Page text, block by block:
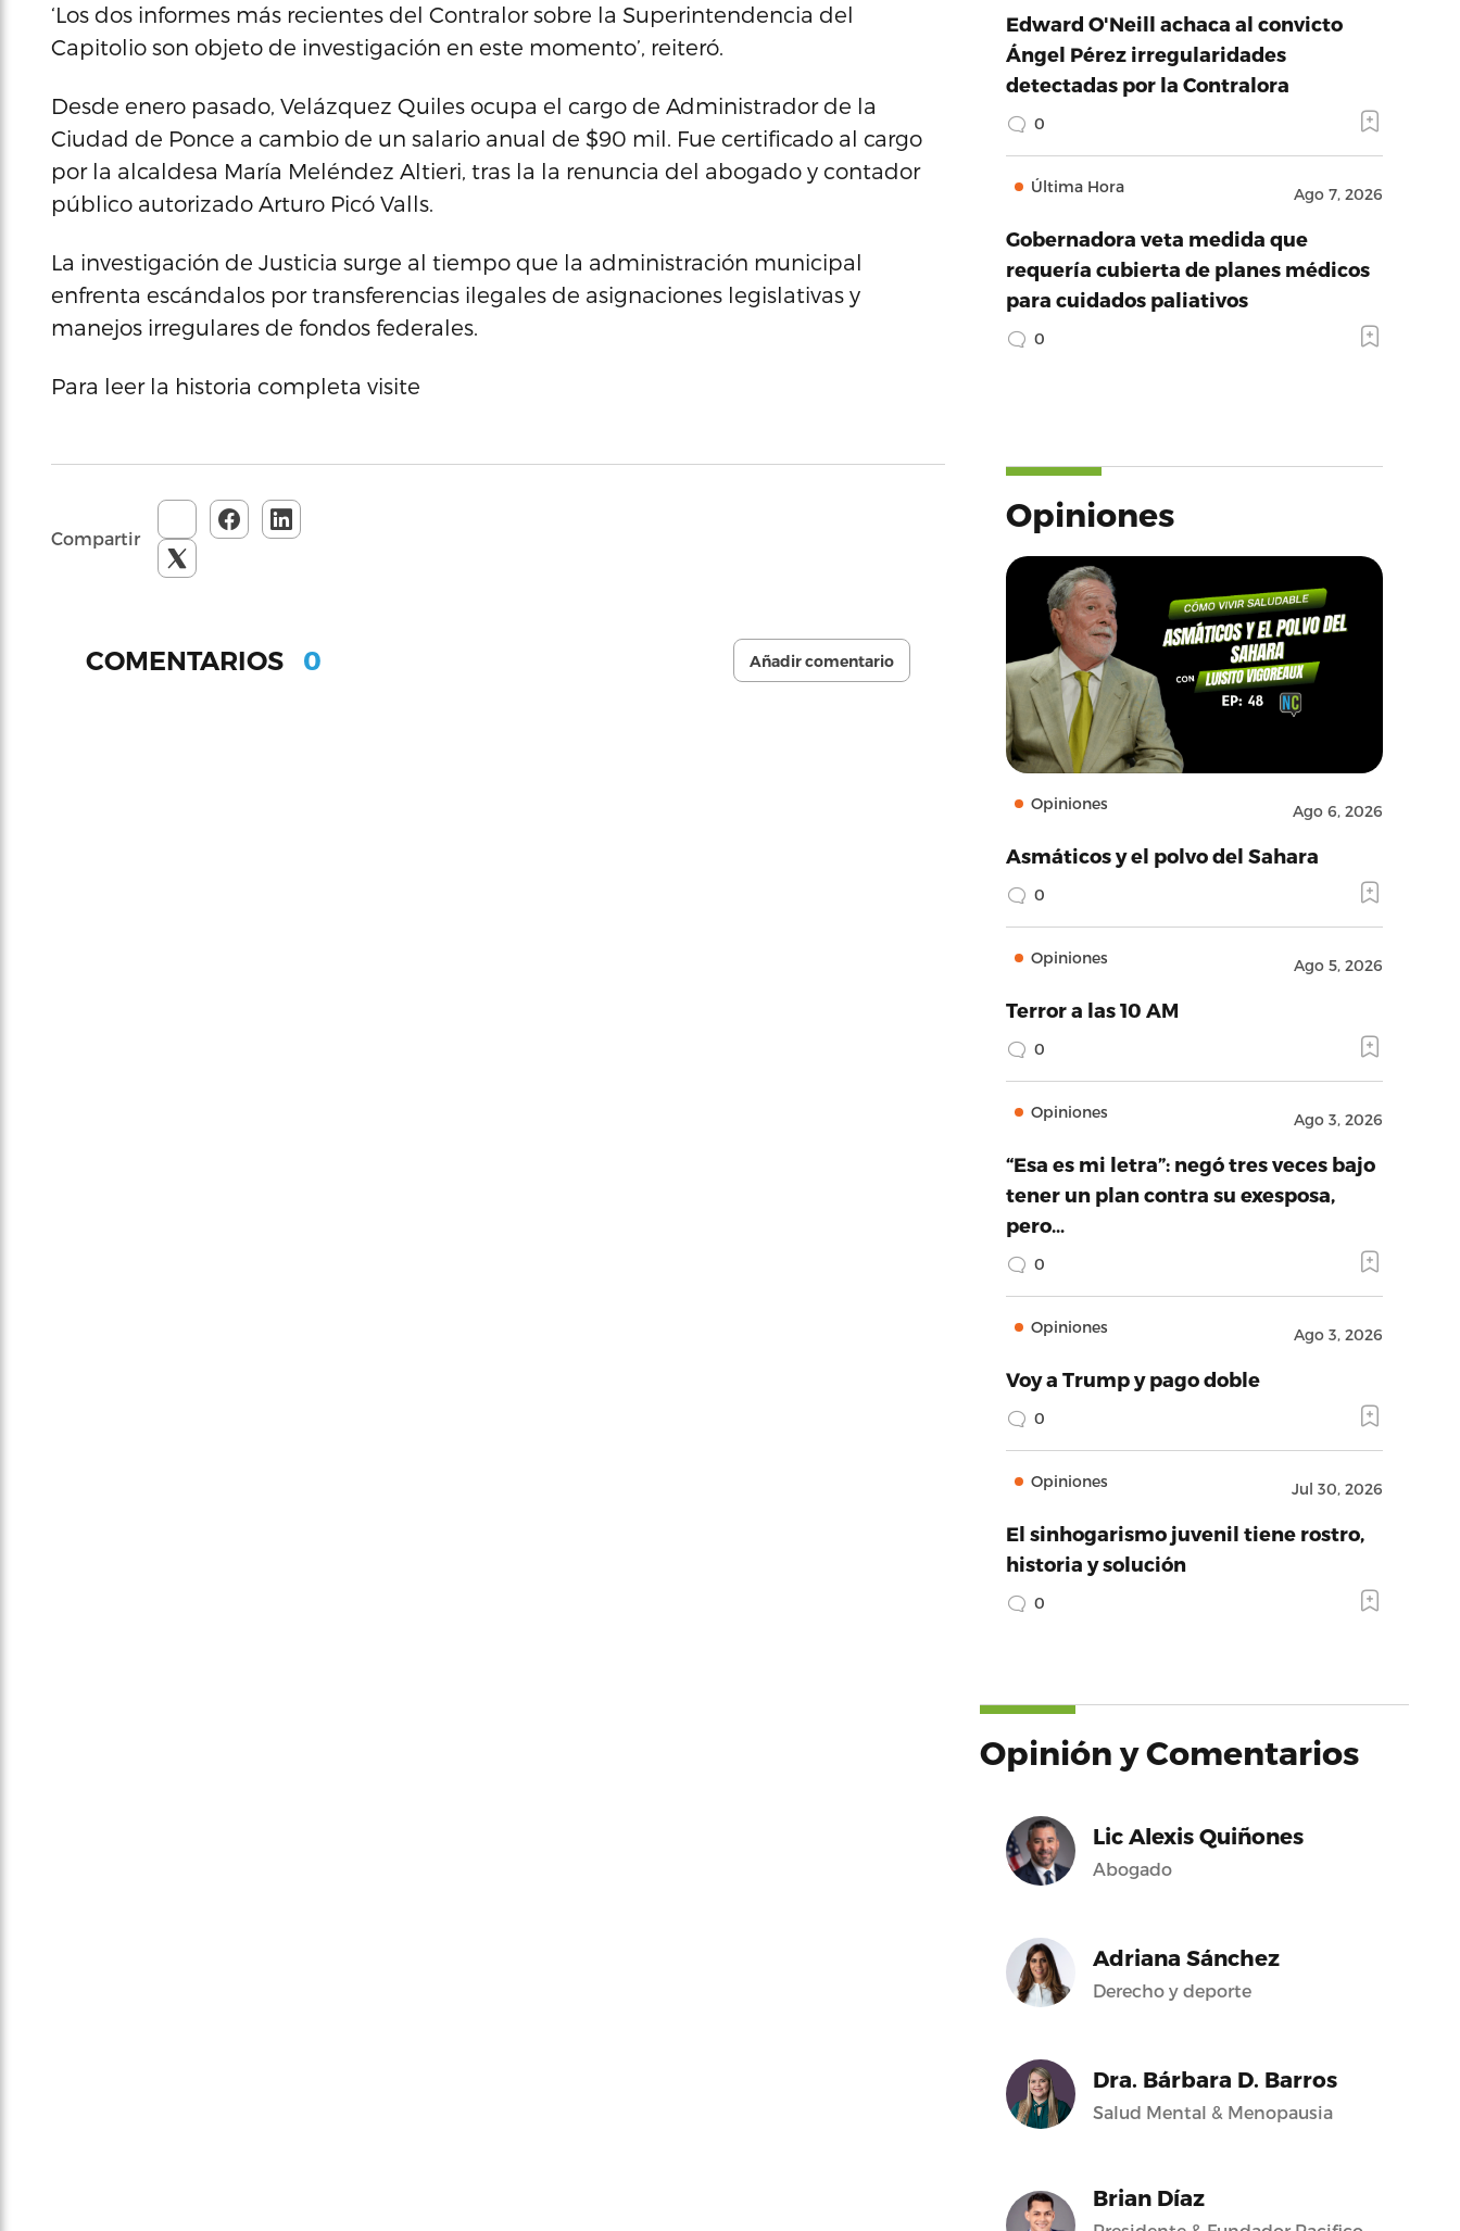
‘Los dos informes más recientes del Contralor sobre la Superintendencia del
Capitolio son objeto de investigación en este momento’, reiteró.
Desde enero pasado, Velázquez Quiles ocupa el cargo de Administrador de la
Ciudad de Ponce a cambio de un salario anual de $90 mil. Fue certificado al cargo
por la alcaldesa María Meléndez Altieri, tras la la renuncia del abogado y contador
público autorizado Arturo Picó Valls.
La investigación de Justicia surge al tiempo que la administración municipal
enfrenta escándalos por transferencias ilegales de asignaciones legislativas y
manejos irregulares de fondos federales.
Para leer la historia completa visite
Compartir
COMENTARIOS 0 Añadir comentario
Edward O'Neill achaca al convicto
Ángel Pérez irregularidades
detectadas por la Contralora
0
Última Hora Ago 7, 2026
Gobernadora veta medida que
requería cubierta de planes médicos
para cuidados paliativos
0
Opiniones
Opiniones Ago 6, 2026
Asmáticos y el polvo del Sahara
0
Opiniones Ago 5, 2026
Terror a las 10 AM
0
Opiniones Ago 3, 2026
“Esa es mi letra”: negó tres veces bajo
tener un plan contra su exesposa,
pero…
0
Opiniones Ago 3, 2026
Voy a Trump y pago doble
0
Opiniones Jul 30, 2026
El sinhogarismo juvenil tiene rostro,
historia y solución
0
Opinión y Comentarios
Lic Alexis Quiñones
Abogado
Adriana Sánchez
Derecho y deporte
Dra. Bárbara D. Barros
Salud Mental & Menopausia
Brian Díaz